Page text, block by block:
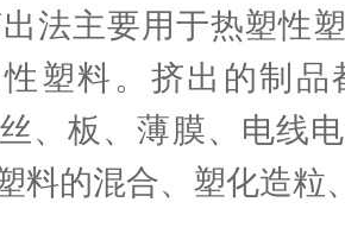
法主要用于热塑性
塑料。挤出的制
、板、薄膜、电线
料的混合、塑化造粒